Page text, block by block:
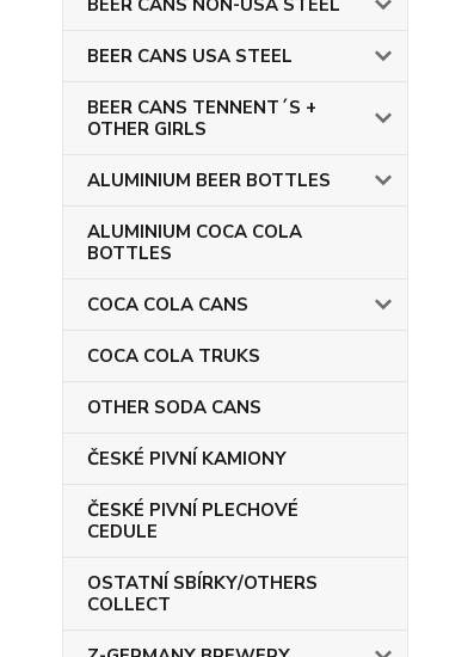
BEER CANS NON-USA STEEL
BEER CANS USA STEEL
BEER CANS TENNENT´S +
OTHER GIRLS
ALUMINIUM BEER BOTTLES
ALUMINIUM COCA COLA
BOTTLES
COCA COLA CANS
COCA COLA TRUKS
OTHER SODA CANS
ČESKÉ PIVNÍ KAMIONY
ČESKÉ PIVNÍ PLECHOVÉ
CEDULE
OSTATNÍ SBÍRKY/OTHERS
COLLECT